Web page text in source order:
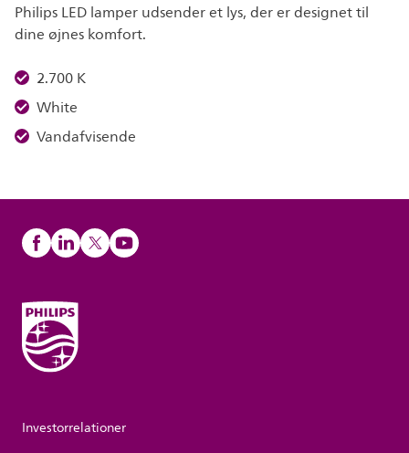
Philips LED lamper udsender et lys, der er designet til
dine øjnes komfort.
2.700 K
White
Vandafvisende
Investorrelationer